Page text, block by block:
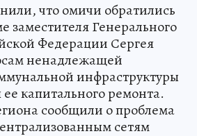
что омичи обратились
заместителя Генерального
Федерации Сергея
ненадлежащей
инфраструктуры
капитального ремонта.
сообщили о проблема
сетям